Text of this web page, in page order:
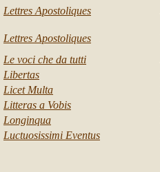
Lettres Apostoliques
Lettres Apostoliques
Le voci che da tutti
Libertas
Licet Multa
Litteras a Vobis
Longinqua
Luctuosissimi Eventus